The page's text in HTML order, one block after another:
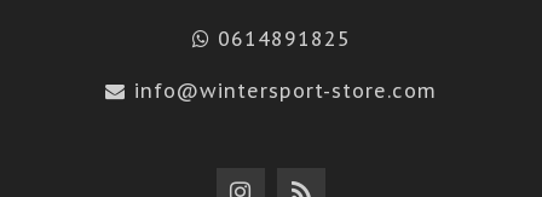
0614891825
info@wintersport-store.com